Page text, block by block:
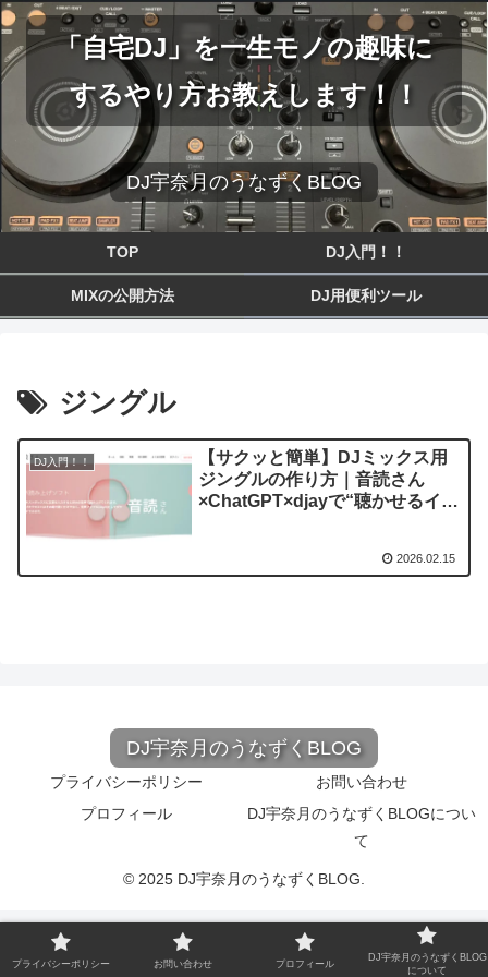
「自宅DJ」を一生モノの趣味に
するやり方お教えします！！
DJ宇奈月のうなずくBLOG
TOP DJ入門！！
MIXの公開方法 DJ用便利ツール
ジングル
DJ入門！！
【サクッと簡単】DJミックス用
ジングルの作り方｜音読さん
×ChatGPT×djayで“聴かせるイン
2026.02.15
DJ宇奈月のうなずくBLOG
プライバシーポリシー
お問い合わせ
プロフィール
DJ宇奈月のうなずくBLOGについ
て
© 2025 DJ宇奈月のうなずくBLOG.
プライバシーポリシー お問い合わせ プロフィール
DJ宇奈月のうなずくBLOG
について